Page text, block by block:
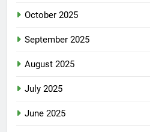
October 2025
September 2025
August 2025
July 2025
June 2025